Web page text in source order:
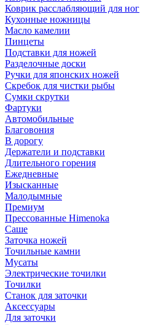
Коврик расслабляющий для ног
Кухонные ножницы
Масло камелии
Пинцеты
Подставки для ножей
Разделочные доски
Ручки для японских ножей
Скребок для чистки рыбы
Сумки скрутки
Фартуки
Автомобильные
Благовония
В дорогу
Держатели и подставки
Длительного горения
Ежедневные
Изысканные
Малодымные
Премиум
Прессованные Himenoka
Саше
Заточка ножей
Точильные камни
Мусаты
Электрические точилки
Точилки
Станок для заточки
Аксессуары
Для заточки